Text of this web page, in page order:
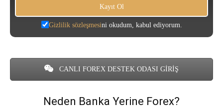
Gizlilik sözleşmesini okudum, kabul ediyorum.
CANLI FOREX DESTEK ODASI GİRİŞ
Neden Banka Yerine Forex?